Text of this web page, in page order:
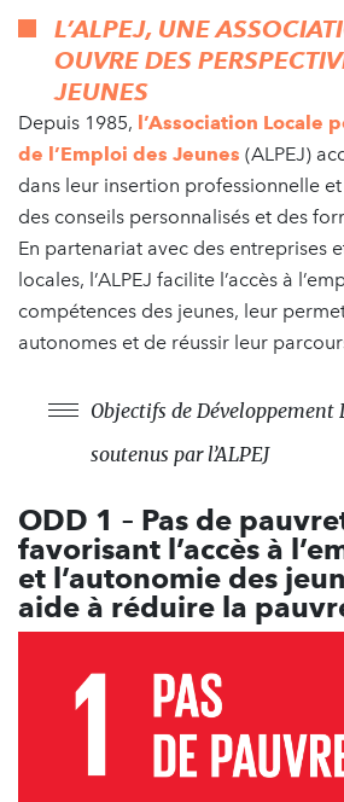
L’ALPEJ, UNE
OUVRE DES
JEUNES
Depuis 1985, l’Association Locale
de l’Emploi des Jeunes (ALPEJ)
dans leur insertion professionnelle
des conseils personnalisés et des
En partenariat avec des entreprises
locales, l’ALPEJ facilite l’accès à
compétences des jeunes, leur
autonomes et de réussir leur
Objectifs de Développement
soutenus par l’ALPEJ
ODD 1 – Pas de
favorisant l’accès à
et l’autonomie des
aide à réduire la